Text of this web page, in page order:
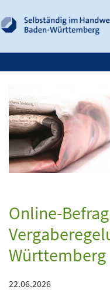
Online-
Württemberg
22.06.2026